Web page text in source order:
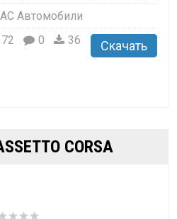
AC Автомобили
72
0 36 Скачать
CORSA